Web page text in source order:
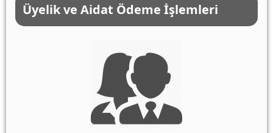
Üyelik ve Aidat Ödeme İşlemleri